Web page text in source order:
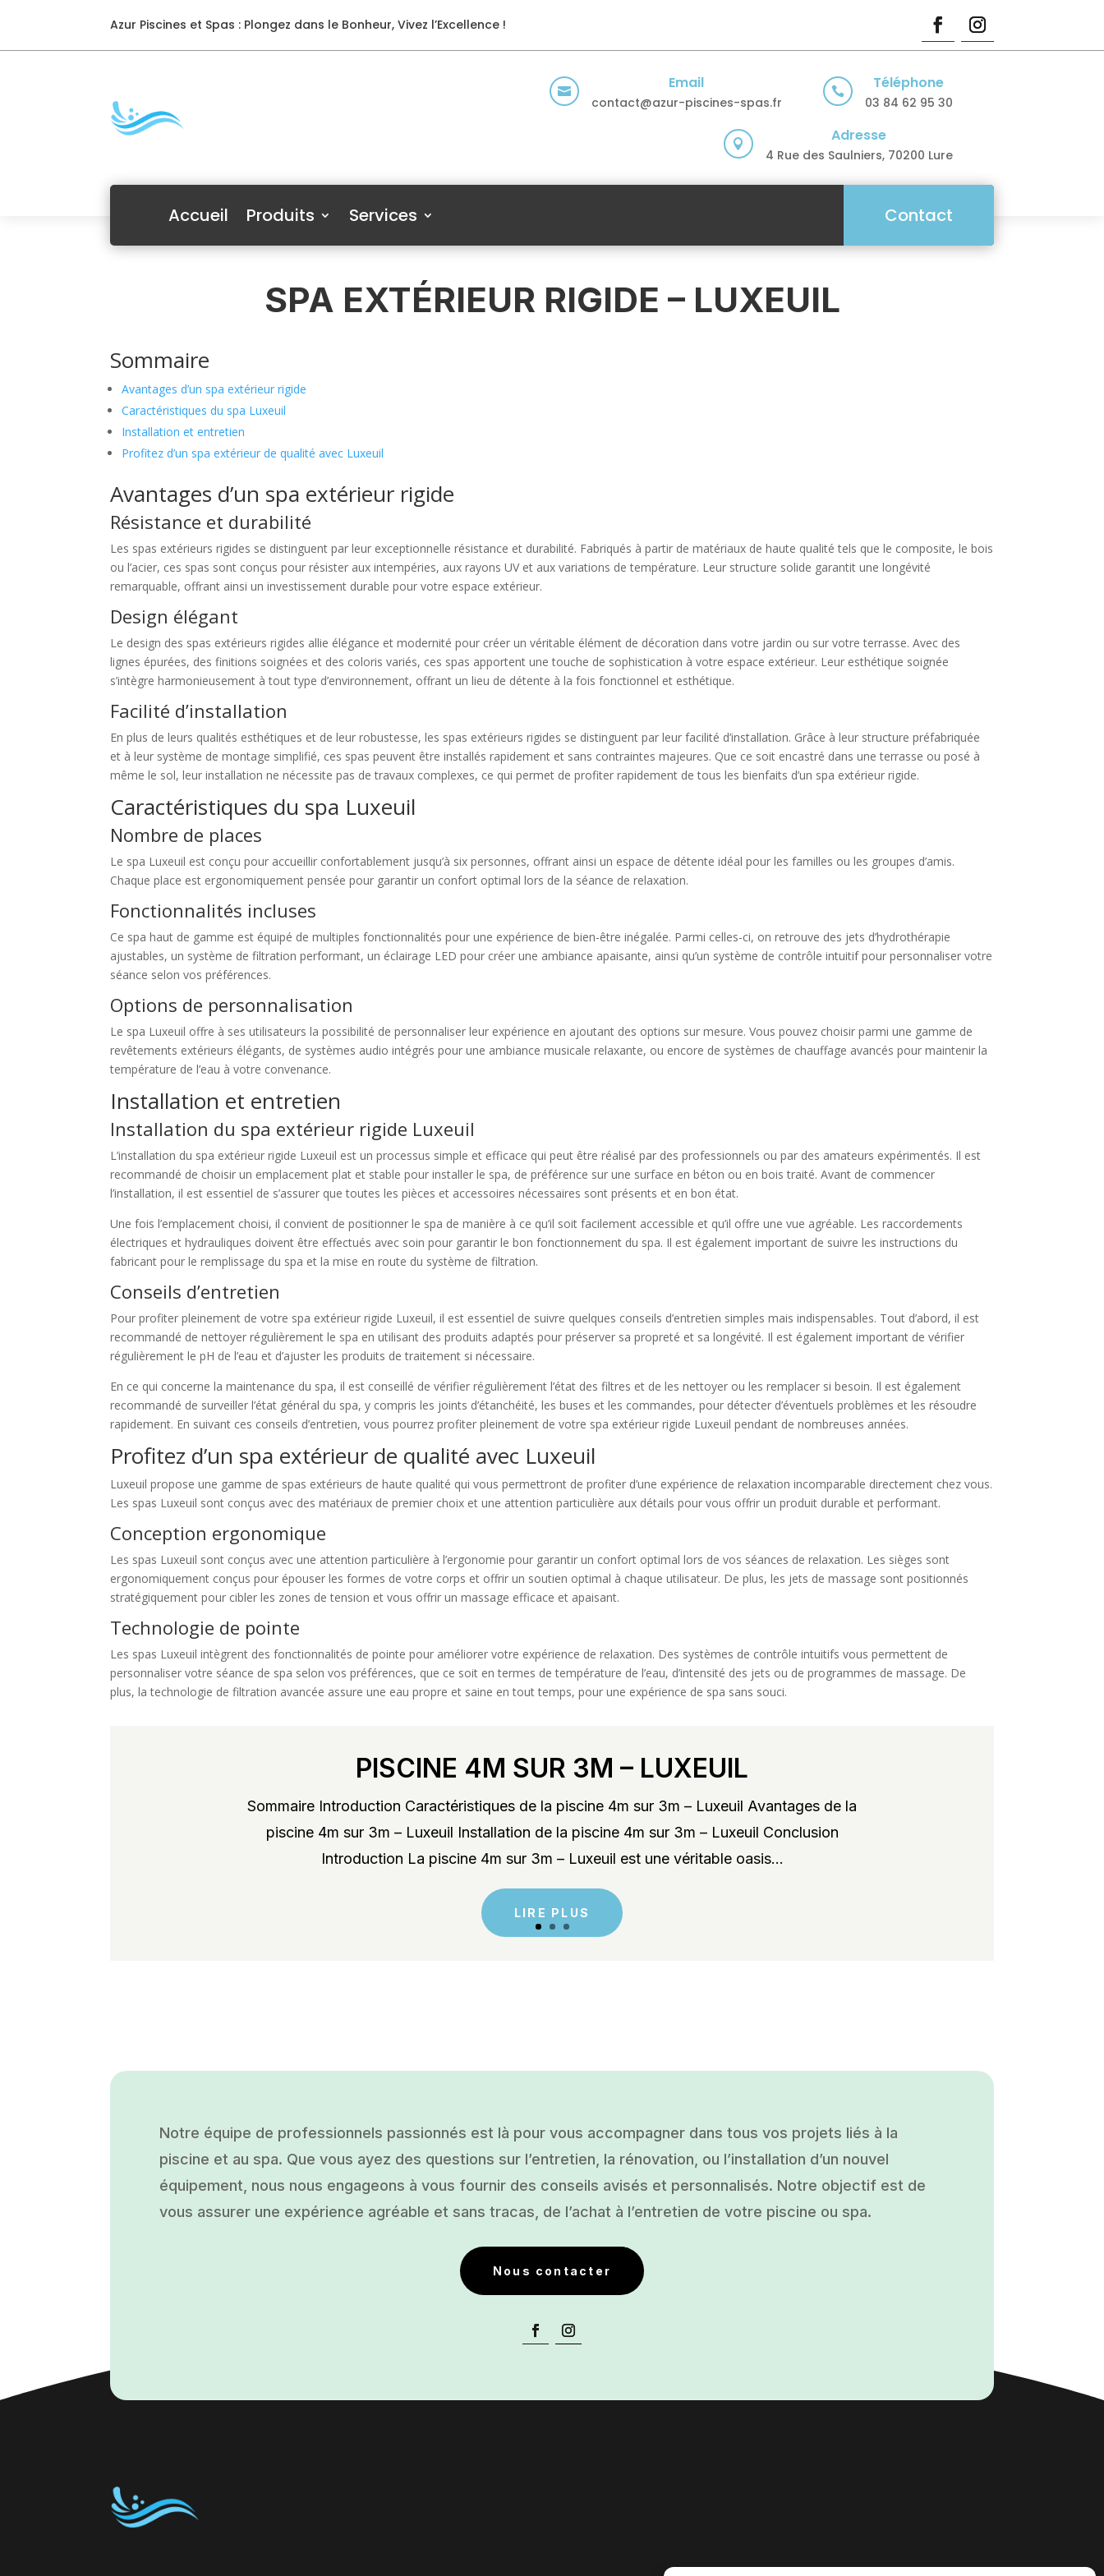
Azur Piscines et Spas : Plongez dans le Bonheur, Vivez l’Excellence !
 Email
contact@azur-piscines-spas.fr
 Téléphone
03 84 62 95 30
 Adresse
4 Rue des Saulniers, 70200 Lure
Accueil Produits Services Contact
SPA EXTÉRIEUR RIGIDE – LUXEUIL
Sommaire
Avantages d’un spa extérieur rigide
Caractéristiques du spa Luxeuil
Installation et entretien
Profitez d’un spa extérieur de qualité avec Luxeuil
Avantages d’un spa extérieur rigide
Résistance et durabilité
Les spas extérieurs rigides se distinguent par leur exceptionnelle résistance et durabilité. Fabriqués à partir de matériaux de haute qualité tels que le composite, le bois
ou l’acier, ces spas sont conçus pour résister aux intempéries, aux rayons UV et aux variations de température. Leur structure solide garantit une longévité
remarquable, offrant ainsi un investissement durable pour votre espace extérieur.
Design élégant
Le design des spas extérieurs rigides allie élégance et modernité pour créer un véritable élément de décoration dans votre jardin ou sur votre terrasse. Avec des
lignes épurées, des finitions soignées et des coloris variés, ces spas apportent une touche de sophistication à votre espace extérieur. Leur esthétique soignée
s’intègre harmonieusement à tout type d’environnement, offrant un lieu de détente à la fois fonctionnel et esthétique.
Facilité d’installation
En plus de leurs qualités esthétiques et de leur robustesse, les spas extérieurs rigides se distinguent par leur facilité d’installation. Grâce à leur structure préfabriquée
et à leur système de montage simplifié, ces spas peuvent être installés rapidement et sans contraintes majeures. Que ce soit encastré dans une terrasse ou posé à
même le sol, leur installation ne nécessite pas de travaux complexes, ce qui permet de profiter rapidement de tous les bienfaits d’un spa extérieur rigide.
Caractéristiques du spa Luxeuil
Nombre de places
Le spa Luxeuil est conçu pour accueillir confortablement jusqu’à six personnes, offrant ainsi un espace de détente idéal pour les familles ou les groupes d’amis.
Chaque place est ergonomiquement pensée pour garantir un confort optimal lors de la séance de relaxation.
Fonctionnalités incluses
Ce spa haut de gamme est équipé de multiples fonctionnalités pour une expérience de bien-être inégalée. Parmi celles-ci, on retrouve des jets d’hydrothérapie
ajustables, un système de filtration performant, un éclairage LED pour créer une ambiance apaisante, ainsi qu’un système de contrôle intuitif pour personnaliser votre
séance selon vos préférences.
Options de personnalisation
Le spa Luxeuil offre à ses utilisateurs la possibilité de personnaliser leur expérience en ajoutant des options sur mesure. Vous pouvez choisir parmi une gamme de
revêtements extérieurs élégants, de systèmes audio intégrés pour une ambiance musicale relaxante, ou encore de systèmes de chauffage avancés pour maintenir la
température de l’eau à votre convenance.
Installation et entretien
Installation du spa extérieur rigide Luxeuil
L’installation du spa extérieur rigide Luxeuil est un processus simple et efficace qui peut être réalisé par des professionnels ou par des amateurs expérimentés. Il est
recommandé de choisir un emplacement plat et stable pour installer le spa, de préférence sur une surface en béton ou en bois traité. Avant de commencer
l’installation, il est essentiel de s’assurer que toutes les pièces et accessoires nécessaires sont présents et en bon état.
Une fois l’emplacement choisi, il convient de positionner le spa de manière à ce qu’il soit facilement accessible et qu’il offre une vue agréable. Les raccordements
électriques et hydrauliques doivent être effectués avec soin pour garantir le bon fonctionnement du spa. Il est également important de suivre les instructions du
fabricant pour le remplissage du spa et la mise en route du système de filtration.
Conseils d’entretien
Pour profiter pleinement de votre spa extérieur rigide Luxeuil, il est essentiel de suivre quelques conseils d’entretien simples mais indispensables. Tout d’abord, il est
recommandé de nettoyer régulièrement le spa en utilisant des produits adaptés pour préserver sa propreté et sa longévité. Il est également important de vérifier
régulièrement le pH de l’eau et d’ajuster les produits de traitement si nécessaire.
En ce qui concerne la maintenance du spa, il est conseillé de vérifier régulièrement l’état des filtres et de les nettoyer ou les remplacer si besoin. Il est également
recommandé de surveiller l’état général du spa, y compris les joints d’étanchéité, les buses et les commandes, pour détecter d’éventuels problèmes et les résoudre
rapidement. En suivant ces conseils d’entretien, vous pourrez profiter pleinement de votre spa extérieur rigide Luxeuil pendant de nombreuses années.
Profitez d’un spa extérieur de qualité avec Luxeuil
Luxeuil propose une gamme de spas extérieurs de haute qualité qui vous permettront de profiter d’une expérience de relaxation incomparable directement chez vous.
Les spas Luxeuil sont conçus avec des matériaux de premier choix et une attention particulière aux détails pour vous offrir un produit durable et performant.
Conception ergonomique
Les spas Luxeuil sont conçus avec une attention particulière à l’ergonomie pour garantir un confort optimal lors de vos séances de relaxation. Les sièges sont
ergonomiquement conçus pour épouser les formes de votre corps et offrir un soutien optimal à chaque utilisateur. De plus, les jets de massage sont positionnés
stratégiquement pour cibler les zones de tension et vous offrir un massage efficace et apaisant.
Technologie de pointe
Les spas Luxeuil intègrent des fonctionnalités de pointe pour améliorer votre expérience de relaxation. Des systèmes de contrôle intuitifs vous permettent de
personnaliser votre séance de spa selon vos préférences, que ce soit en termes de température de l’eau, d’intensité des jets ou de programmes de massage. De
plus, la technologie de filtration avancée assure une eau propre et saine en tout temps, pour une expérience de spa sans souci.
PISCINE 4M SUR 3M – LUXEUIL
Sommaire Introduction Caractéristiques de la piscine 4m sur 3m – Luxeuil Avantages de la
piscine 4m sur 3m – Luxeuil Installation de la piscine 4m sur 3m – Luxeuil Conclusion
Introduction La piscine 4m sur 3m – Luxeuil est une véritable oasis...
LIRE PLUS
Notre équipe de professionnels passionnés est là pour vous accompagner dans tous vos projets liés à la
piscine et au spa. Que vous ayez des questions sur l’entretien, la rénovation, ou l’installation d’un nouvel
équipement, nous nous engageons à vous fournir des conseils avisés et personnalisés. Notre objectif est de
vous assurer une expérience agréable et sans tracas, de l’achat à l’entretien de votre piscine ou spa.
Nous contacter